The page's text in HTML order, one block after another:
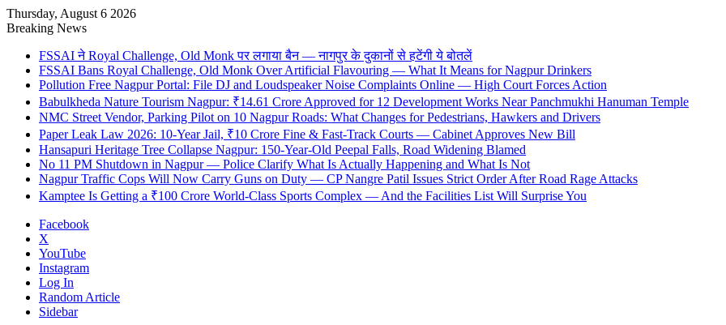
Thursday, August 6 2026
Breaking News
FSSAI ने Royal Challenge, Old Monk पर लगाया बैन — नागपुर के दुकानों से हटेंगी ये बोतलें
FSSAI Bans Royal Challenge, Old Monk Over Artificial Flavouring — What It Means for Nagpur Drinkers
Pollution Free Nagpur Portal: File DJ and Loudspeaker Noise Complaints Online — High Court Forces Action
Babulkheda Nature Tourism Nagpur: ₹14.61 Crore Approved for 12 Development Works Near Panchmukhi Hanuman Temple
NMC Street Vendor, Parking Pilot on 10 Nagpur Roads: What Changes for Pedestrians, Hawkers and Drivers
Paper Leak Law 2026: 10-Year Jail, ₹10 Crore Fine & Fast-Track Courts — Cabinet Approves New Bill
Hansapuri Heritage Tree Collapse Nagpur: 150-Year-Old Peepal Falls, Road Widening Blamed
No 11 PM Shutdown in Nagpur — Police Clarify What Is Actually Happening and What Is Not
Nagpur Traffic Cops Will Now Carry Guns on Duty — CP Nangre Patil Issues Strict Order After Road Rage Attacks
Kamptee Is Getting a ₹100 Crore World-Class Sports Complex — And the Facilities List Will Surprise You
Facebook
X
YouTube
Instagram
Log In
Random Article
Sidebar